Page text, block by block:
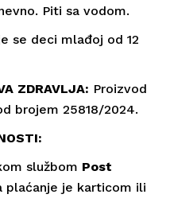
Piti sa vodom.
se deci mlađoj od 12
ZDRAVLJA: Proizvod
brojem 25818/2024.
službom Post
plaćanje je karticom ili